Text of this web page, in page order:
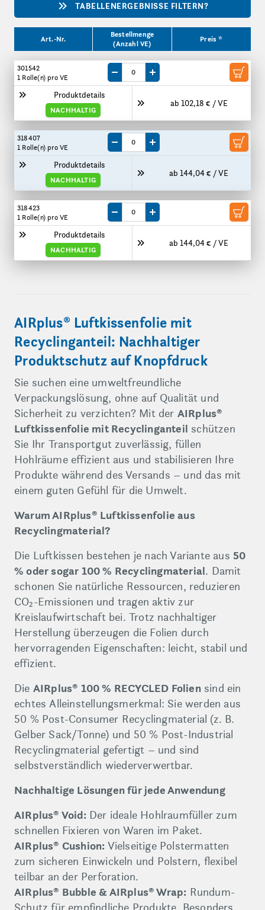
TABELLENERGEBNISSE FILTERN?
Art.-Nr.
Bestellmenge
(Anzahl VE)
Preis *
301542
1 Rolle(n) pro VE
Produktdetails
NACHHALTIG
ab 102,18 € / VE
Menge um eine VE reduzieren
Menge um eine VE erhöhen
318407
1 Rolle(n) pro VE
Produktdetails
NACHHALTIG
ab 144,04 € / VE
Menge um eine VE reduzieren
Menge um eine VE erhöhen
318423
1 Rolle(n) pro VE
Produktdetails
NACHHALTIG
ab 144,04 € / VE
Menge um eine VE reduzieren
Menge um eine VE erhöhen
AIRplus® Luftkissenfolie mit
Recyclinganteil: Nachhaltiger
Produktschutz auf Knopfdruck
Sie suchen eine umweltfreundliche
Verpackungslösung, ohne auf Qualität und
Sicherheit zu verzichten? Mit der AIRplus®
Luftkissenfolie mit Recyclinganteil schützen
Sie Ihr Transportgut zuverlässig, füllen
Hohlräume effizient aus und stabilisieren Ihre
Produkte während des Versands – und das mit
einem guten Gefühl für die Umwelt.
Warum AIRplus® Luftkissenfolie aus
Recyclingmaterial?
Die Luftkissen bestehen je nach Variante aus 50
% oder sogar 100 % Recyclingmaterial. Damit
schonen Sie natürliche Ressourcen, reduzieren
CO₂-Emissionen und tragen aktiv zur
Kreislaufwirtschaft bei. Trotz nachhaltiger
Herstellung überzeugen die Folien durch
hervorragenden Eigenschaften: leicht, stabil und
effizient.
Die AIRplus® 100 % RECYCLED Foliensind ein
echtes Alleinstellungsmerkmal: Sie werden aus
50 % Post-Consumer Recyclingmaterial (z. B.
Gelber Sack/Tonne) und 50 % Post-Industrial
Recyclingmaterial gefertigt – und sind
selbstverständlich wiederverwertbar.
Nachhaltige Lösungen für jede Anwendung
AIRplus® Void:Der ideale Hohlraumfüller zum
schnellen Fixieren von Waren im Paket.
AIRplus® Cushion: Vielseitige Polstermatten
zum sicheren Einwickeln und Polstern, flexibel
teilbar an der Perforation.
AIRplus® Bubble & AIRplus® Wrap: Rundum-